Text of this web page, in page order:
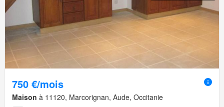
750 €/mois
Maison à 11120, Marcorignan, Aude, Occitanie